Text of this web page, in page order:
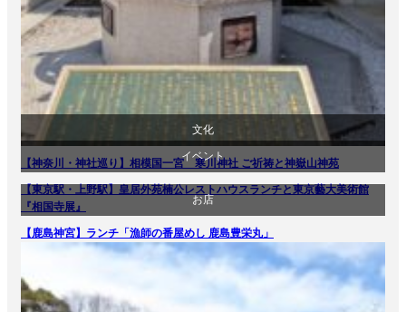
文化
旅行
【神奈川・神社巡り】相模国一宮 寒川神社 ご祈祷と神嶽山神苑
イベント
文化
美術展・美術館・博物館巡り
【東京駅・上野駅】皇居外苑楠公レストハウスランチと東京藝大美術館
『相国寺展』
お店
旅行
【鹿島神宮】ランチ「漁師の番屋めし 鹿島豊栄丸」